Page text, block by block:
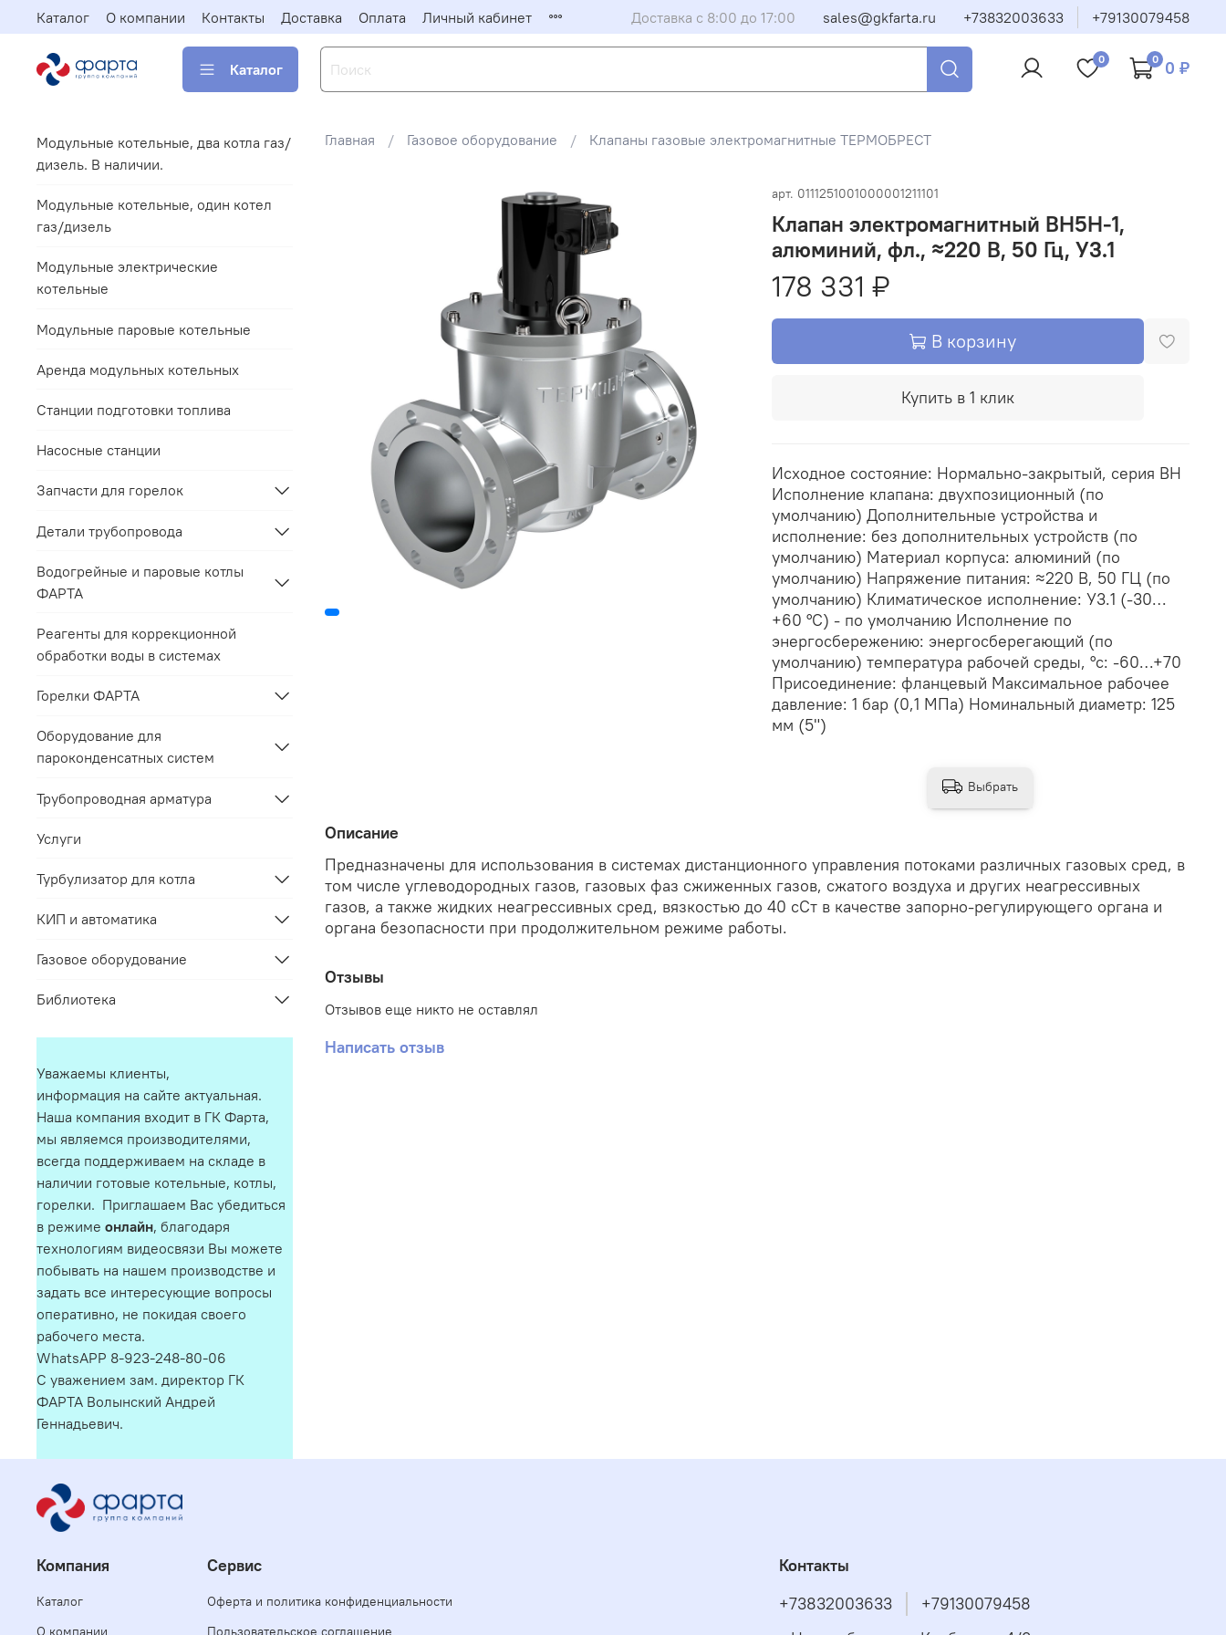
Каталог О компании Контакты Доставка Оплата Личный кабинет Доставка с 8:00 до 17:00 sales@gkfarta.ru +73832003633 +79130079458
Каталог
0 0 0 ₽
Главная Газовое оборудование Клапаны газовые электромагнитные ТЕРМОБРЕСТ
арт. 0111251001000001211101
Клапан электромагнитный ВН5Н-1,
алюминий, фл., ≈220 В, 50 Гц, У3.1
178 331 ₽
В корзину
Купить в 1 клик
Исходное состояние: Нормально-закрытый, серия ВН
Исполнение клапана: двухпозиционный (по
умолчанию) Дополнительные устройства и
исполнение: без дополнительных устройств (по
умолчанию) Материал корпуса: алюминий (по
умолчанию) Напряжение питания: ≈220 В, 50 ГЦ (по
умолчанию) Климатическое исполнение: У3.1 (-30…
+60 °С) - по умолчанию Исполнение по
энергосбережению: энергосберегающий (по
умолчанию) температура рабочей среды, °с: -60…+70
Присоединение: фланцевый Максимальное рабочее
давление: 1 бар (0,1 МПа) Номинальный диаметр: 125
мм (5")
Описание
Предназначены для использования в системах дистанционного управления потоками различных газовых сред, в
том числе углеводородных газов, газовых фаз сжиженных газов, сжатого воздуха и других неагрессивных
газов, а также жидких неагрессивных сред, вязкостью до 40 сСт в качестве запорно-регулирующего органа и
органа безопасности при продолжительном режиме работы.
Отзывы
Отзывов еще никто не оставлял
Написать отзыв
Выбрать
Модульные котельные, два котла газ/
дизель. В наличии.
Модульные котельные, один котел
газ/дизель
Модульные электрические
котельные
Модульные паровые котельные
Аренда модульных котельных
Станции подготовки топлива
Насосные станции
Запчасти для горелок
Детали трубопровода
Водогрейные и паровые котлы
ФАРТА
Реагенты для коррекционной
обработки воды в системах
Горелки ФАРТА
Оборудование для
пароконденсатных систем
Трубопроводная арматура
Услуги
Турбулизатор для котла
КИП и автоматика
Газовое оборудование
Библиотека
Уважаемы клиенты,
информация на сайте актуальная.
Наша компания входит в ГК Фарта,
мы являемся производителями,
всегда поддерживаем на складе в
наличии готовые котельные, котлы,
горелки. Приглашаем Вас убедиться
в режиме онлайн, благодаря
технологиям видеосвязи Вы можете
побывать на нашем производстве и
задать все интересующие вопросы
оперативно, не покидая своего
рабочего места.
WhatsAPP 8-923-248-80-06
С уважением зам. директор ГК
ФАРТА Волынский Андрей
Геннадьевич.
Компания
Каталог
О компании
Сервис
Оферта и политика конфиденциальности
Пользовательское соглашение
Контакты
+73832003633
+79130079458